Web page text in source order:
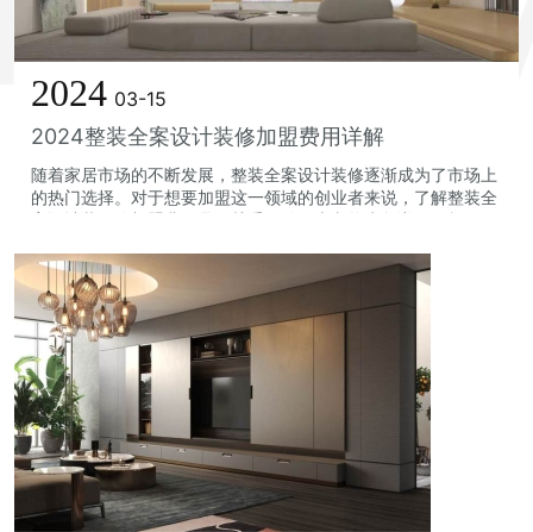
2024 03-15
2024整装全案设计装修加盟费用详解
随着家居市场的不断发展，整装全案设计装修逐渐成为了市场上
的热门选择。对于想要加盟这一领域的创业者来说，了解整装全
案设计装修的加盟费用是至关重要的。本文将为您详细解析